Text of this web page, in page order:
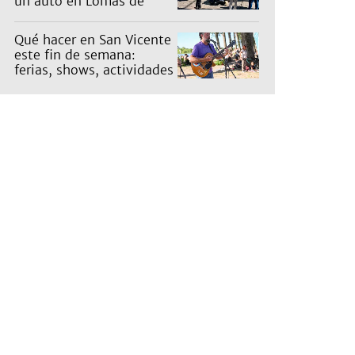
Qué hacer en San Vicente
este fin de semana:
ferias, shows, actividades